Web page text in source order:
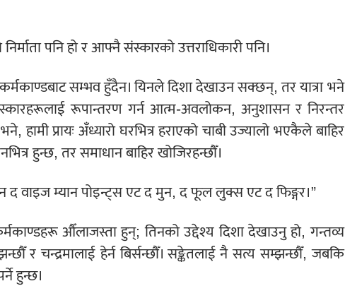
पनि हो र आफ्नै संस्कारको उत्तराधिकारी पनि।
सम्भव हुँदैन। यिनले दिशा देखाउन सक्छन्, तर यात्रा भने
रूपान्तरण गर्न आत्म-अवलोकन, अनुशासन र निरन्तर
प्रायः अँध्यारो घरभित्र हराएको चाबी उज्यालो भएकैले बाहिर
हुन्छ, तर समाधान बाहिर खोजिरहन्छौँ।
द वाइज म्यान पोइन्ट्स एट द मुन, द फूल लुक्स एट द फिङ्गर।”
औँलाजस्ता हुन्; तिनको उद्देश्य दिशा देखाउनु हो, गन्तव्य
र चन्द्रमालाई हेर्न बिर्सन्छौँ। सङ्केतलाई नै सत्य सम्झन्छौँ, जबकि
हुन्छ।